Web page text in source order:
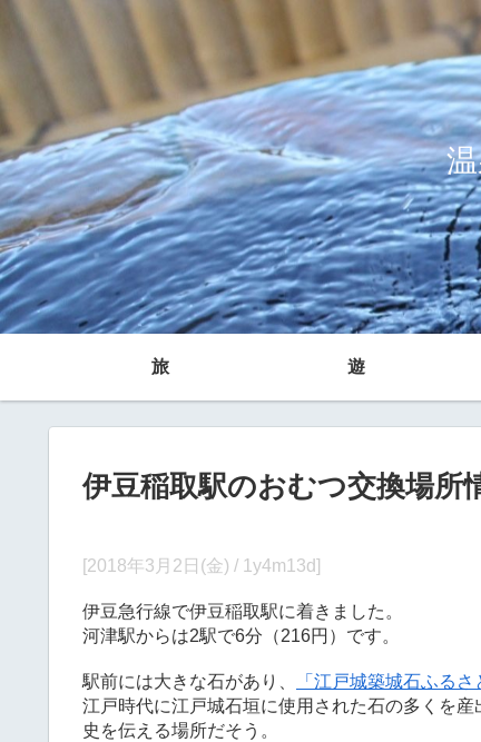
旅 遊
伊豆稲取駅のおむつ交換場所
[2018年3月2日(金) / 1y4m13d]
伊豆急行線で伊豆稲取駅に着きました。
河津駅からは2駅で6分（216円）です。
駅前には大きな石があり、 「江戸城築城石ふるさ
江戸時代に江戸城石垣に使用された石の多くを
史を伝える場所だそう。